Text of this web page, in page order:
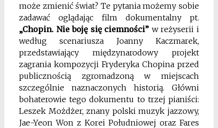
może zmienić świat? Te pytania możemy sobie
zadawać oglądając film dokumentalny pt.
„Chopin. Nie boję się ciemności” w reżyserii i
według scenariusza Joanny Kaczmarek,
przedstawiający międzynarodowy projekt
zagrania kompozycji Fryderyka Chopina przed
publicznością zgromadzoną w miejscach
szczególnie naznaczonych historią. Główni
bohaterowie tego dokumentu to trzej pianiści:
Leszek Możdżer, znany polski muzyk jazzowy,
Jae-Yeon Won z Korei Południowej oraz Fares